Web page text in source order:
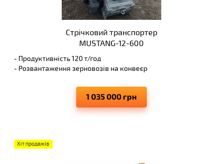
Стрічковий транспортер
MUSTANG-12-600
1 035 000 грн
- Продуктивність 120 т/год
- Розвантаження зерновозів на конвеєр
- Виключає просипання матеріалів, що транспортуються
Хіт продажів